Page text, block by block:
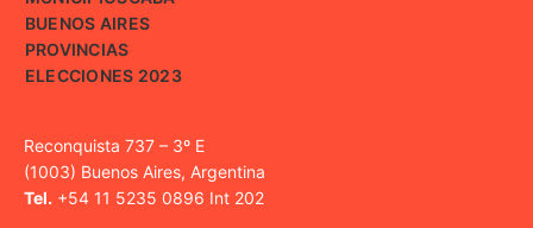
BUENOS AIRES
PROVINCIAS
ELECCIONES 2023
Reconquista 737 – 3º E
(1003) Buenos Aires, Argentina
Tel. +54 11 5235 0896 Int 202